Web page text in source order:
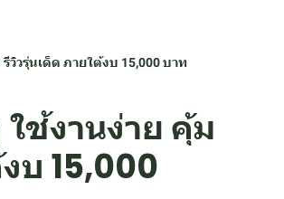
วิวรุ่นเด็ด ภายใต้งบ 15,000 บาท
ช้งานง่าย คุ้ม
บ 15,000